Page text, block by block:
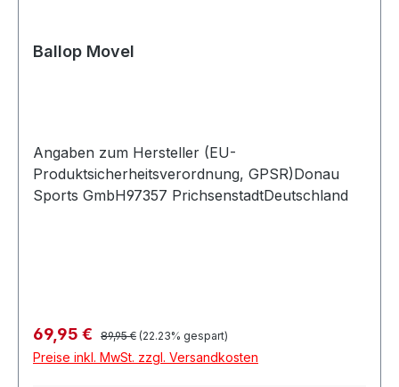
Ballop Movel
Angaben zum Hersteller (EU-
Produktsicherheitsverordnung, GPSR)Donau
Sports GmbH97357 PrichsenstadtDeutschland
Verkaufspreis:
69,95 € Regulärer Preis:
89,95 € (22.23% gespart)
Preise inkl. MwSt. zzgl. Versandkosten